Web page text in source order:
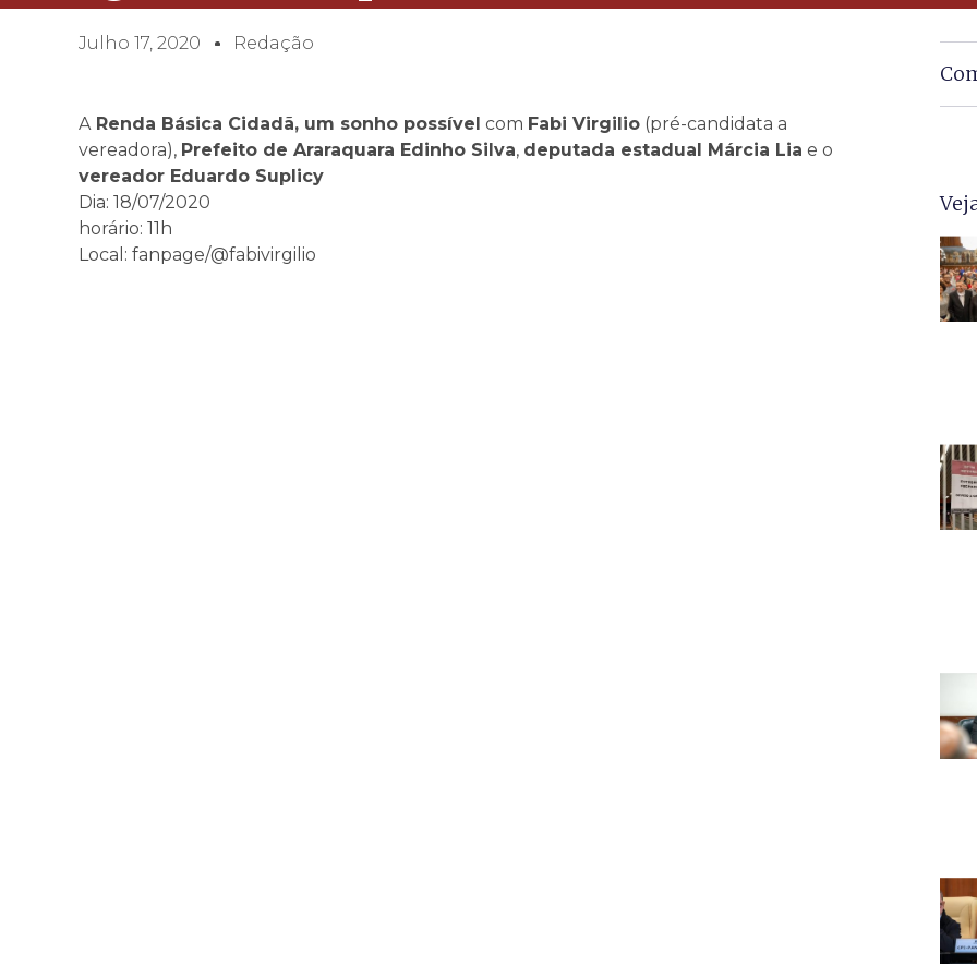
Julho 17, 2020 Redação
ARenda Básica Cidadã, um sonho possível com Fabi Virgilio (pré-candidata a
vereadora), Prefeito de Araraquara Edinho Silva, deputada estadual Márcia Lia e o
vereador Eduardo Suplicy
Dia: 18/07/2020
horário: 11h
Local: fanpage/@fabivirgilio